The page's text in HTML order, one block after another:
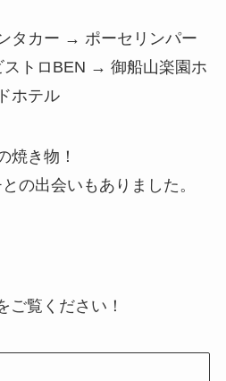
タカー → ポーセリンパー
トロBEN → 御船山楽園ホ
ホテル
焼き物！
の出会いもありました。
ご覧ください！